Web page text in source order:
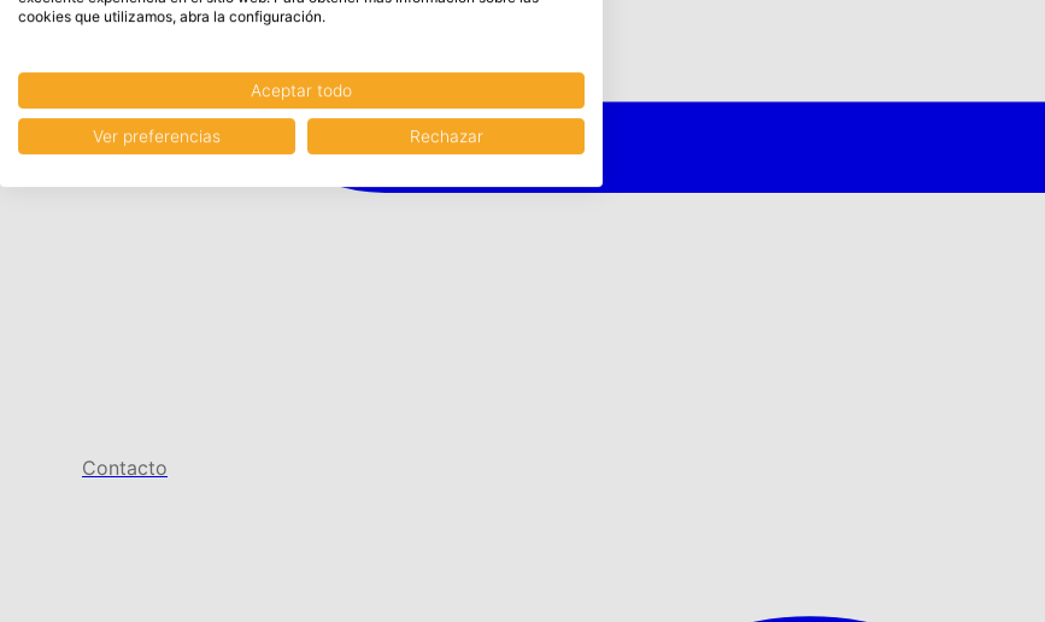
Contacto
cookies que utilizamos, abra la configuración.
Aceptar todo
Ver preferencias Rechazar